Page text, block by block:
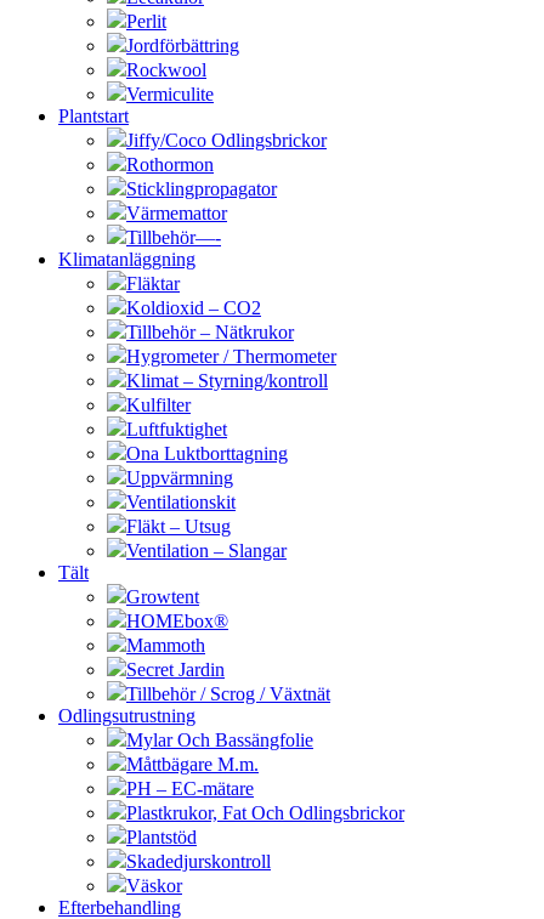
Perlit
Jordförbättring
Rockwool
Vermiculite
Plantstart
Jiffy/Coco Odlingsbrickor
Rothormon
Sticklingpropagator
Värmemattor
Tillbehör—-
Klimatanläggning
Fläktar
Koldioxid – CO2
Tillbehör – Nätkrukor
Hygrometer / Thermometer
Klimat – Styrning/kontroll
Kulfilter
Luftfuktighet
Ona Luktborttagning
Uppvärmning
Ventilationskit
Fläkt – Utsug
Ventilation – Slangar
Tält
Growtent
HOMEbox®
Mammoth
Secret Jardin
Tillbehör / Scrog / Växtnät
Odlingsutrustning
Mylar Och Bassängfolie
Måttbägare M.m.
PH – EC-mätare
Plastkrukor, Fat Och Odlingsbrickor
Plantstöd
Skadedjurskontroll
Väskor
Efterbehandling